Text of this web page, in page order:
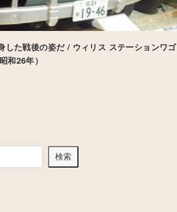
した戦後の姿だ / ウィリス ステーションワ
和26年）
検索